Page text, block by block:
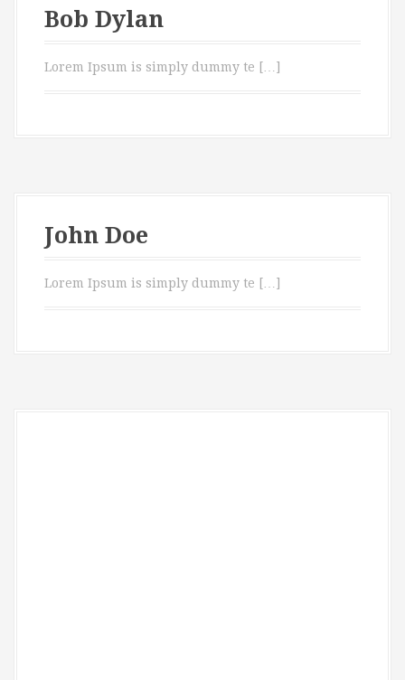
Bob Dylan
Lorem Ipsum is simply dummy te […]
John Doe
Lorem Ipsum is simply dummy te […]